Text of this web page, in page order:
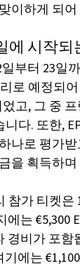
이하게 되
에 시작되
부터 23일
로 예정되
고, 그 중
다. 또한,
나로 평가
을 획득하
참가 티켓
에는
경비가 포
에는